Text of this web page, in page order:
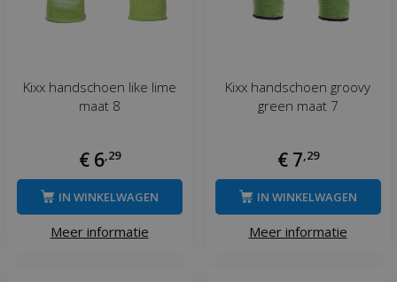
Kixx handschoen like lime
maat 8
€ 6 29
Meer informatie
IN WINKELWAGEN
Kixx handschoen groovy
green maat 7
€ 7 29
Meer informatie
IN WINKELWAGEN